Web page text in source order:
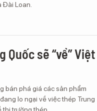
Đài Loan.
Quốc sẽ “về” Việt
bán phá giá các sản phẩm
lo ngại về việc thép Trung